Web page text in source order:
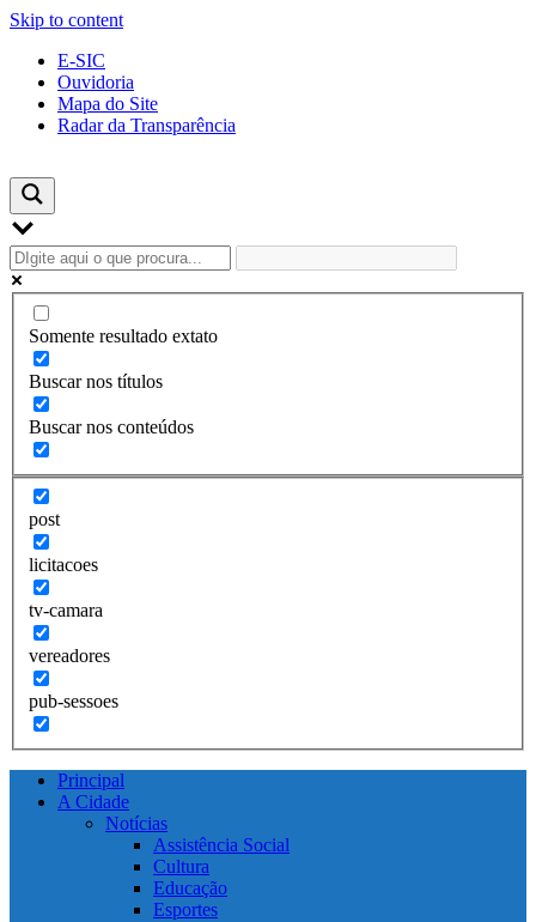
Skip to content
E-SIC
Ouvidoria
Mapa do Site
Radar da Transparência
Somente resultado extato
Buscar nos títulos
Buscar nos conteúdos
post
licitacoes
tv-camara
vereadores
pub-sessoes
Principal
A Cidade
Notícias
Assistência Social
Cultura
Educação
Esportes